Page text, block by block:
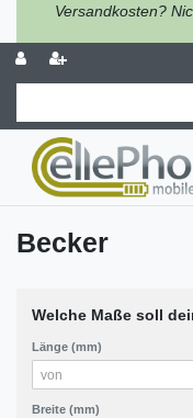
Versandkosten?
Becker
Welche Maße soll
Länge (mm)
Breite (mm)